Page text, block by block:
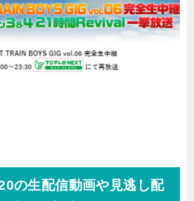
の生配信動画や見逃し配